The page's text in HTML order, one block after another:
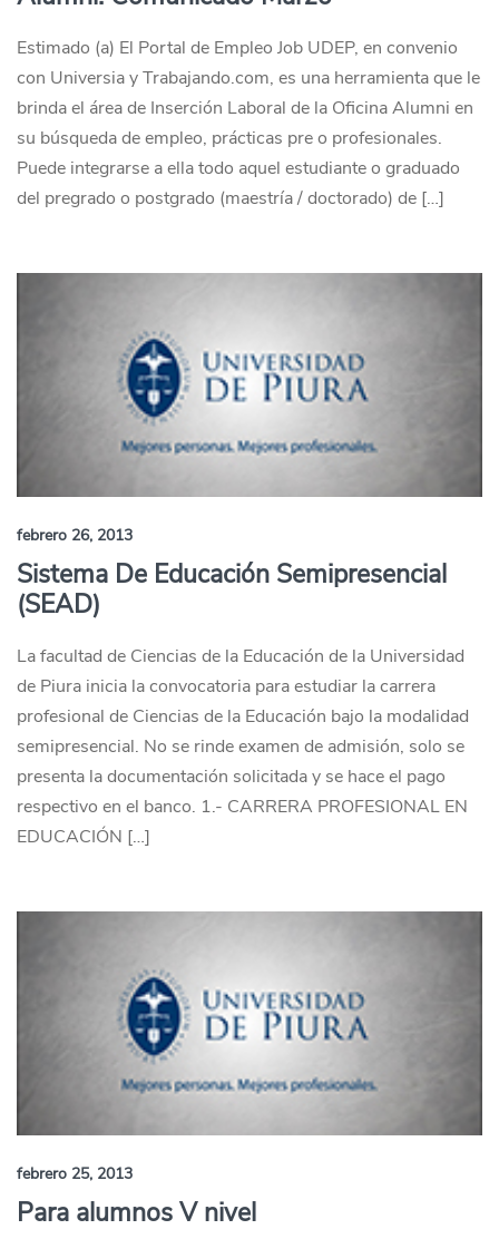
Estimado (a) El Portal de Empleo Job UDEP, en convenio
con Universia y Trabajando.com, es una herramienta que le
brinda el área de Inserción Laboral de la Oficina Alumni en
su búsqueda de empleo, prácticas pre o profesionales.
Puede integrarse a ella todo aquel estudiante o graduado
del pregrado o postgrado (maestría / doctorado) de […]
febrero 26, 2013
Sistema De Educación Semipresencial
(SEAD)
La facultad de Ciencias de la Educación de la Universidad
de Piura inicia la convocatoria para estudiar la carrera
profesional de Ciencias de la Educación bajo la modalidad
semipresencial. No se rinde examen de admisión, solo se
presenta la documentación solicitada y se hace el pago
respectivo en el banco. 1.- CARRERA PROFESIONAL EN
EDUCACIÓN […]
febrero 25, 2013
Para alumnos V nivel